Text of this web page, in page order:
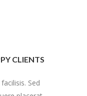
CLIENTS
Sed